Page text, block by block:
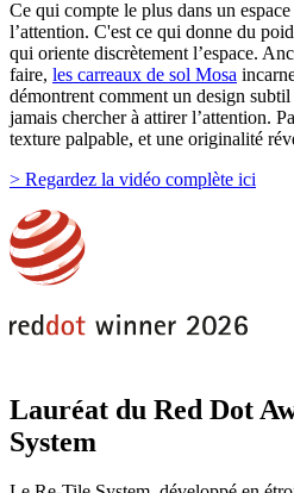
Ce qui compte le plus dans un
l’attention. C'est ce qui donne du
qui oriente discrètement l’espace.
faire, les carreaux de sol Mosa
démontrent comment un design
jamais chercher à attirer l’attention.
texture palpable, et une originalité
> Regardez la vidéo complète ici
Lauréat du Red Dot
System